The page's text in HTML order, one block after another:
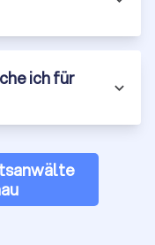
der Erfahrung des
Erfolgsquoten?
nennen oder
sind oft komplex,
in
Fragen
ich für